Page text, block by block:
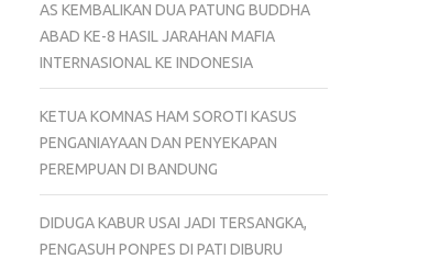
AS KEMBALIKAN DUA PATUNG BUDDHA
ABAD KE-8 HASIL JARAHAN MAFIA
INTERNASIONAL KE INDONESIA
KETUA KOMNAS HAM SOROTI KASUS
PENGANIAYAAN DAN PENYEKAPAN
PEREMPUAN DI BANDUNG
DIDUGA KABUR USAI JADI TERSANGKA,
PENGASUH PONPES DI PATI DIBURU